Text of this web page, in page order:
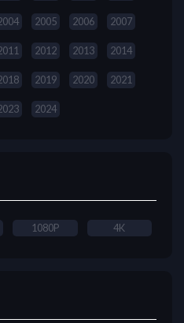
2005 2006 2007
2012 2013 2014
2019 2020 2021
2024
1080P 4K